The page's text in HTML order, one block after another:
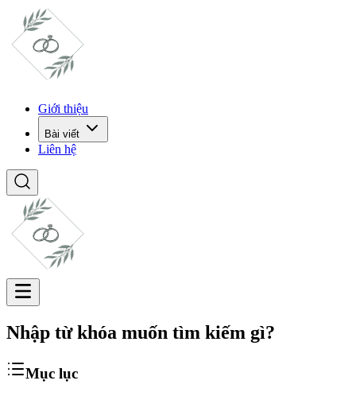
Giới thiệu
Bài viết
Liên hệ
Nhập từ khóa muốn tìm kiếm gì?
Mục lục